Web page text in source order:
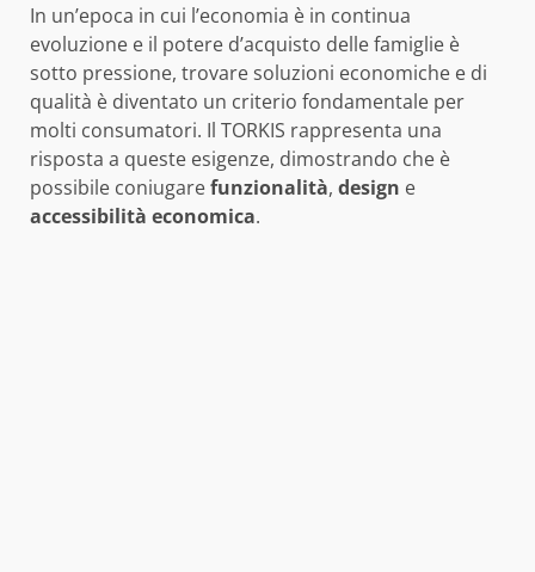
In un’epoca in cui l’economia è in continua
evoluzione e il potere d’acquisto delle famiglie è
sotto pressione, trovare soluzioni economiche e di
qualità è diventato un criterio fondamentale per
molti consumatori. Il TORKIS rappresenta una
risposta a queste esigenze, dimostrando che è
possibile coniugarefunzionalità, design e
accessibilità economica.